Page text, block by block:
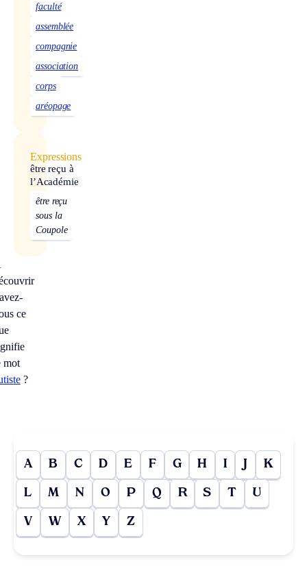
faculté
assemblée
compagnie
association
corps
aréopage
Expressions
être reçu à
l’Académie
être reçu
sous la
Coupole
ce
mot
?
A B C D E F G H I J K
L M N O P Q R S T U
V W X Y Z